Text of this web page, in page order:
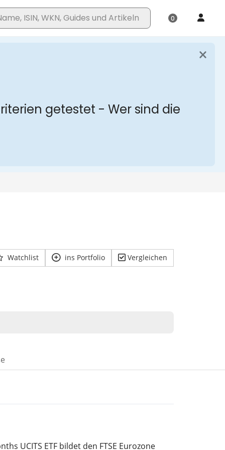
Watchlist ins Portfolio Vergleichen
UCITS ETF bildet den FTSE Eurozone